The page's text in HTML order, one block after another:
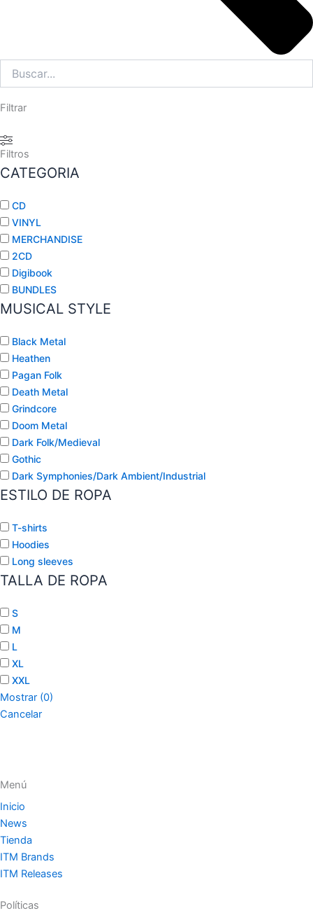
Filtrar
Filtros
CATEGORIA
CD
VINYL
MERCHANDISE
2CD
Digibook
BUNDLES
MUSICAL STYLE
Black Metal
Heathen
Pagan Folk
Death Metal
Grindcore
Doom Metal
Dark Folk/Medieval
Gothic
Dark Symphonies/Dark Ambient/Industrial
ESTILO DE ROPA
T-shirts
Hoodies
Long sleeves
TALLA DE ROPA
S
M
L
XL
XXL
Mostrar (0)
Cancelar
Menú
Inicio
News
Tienda
ITM Brands
ITM Releases
Políticas